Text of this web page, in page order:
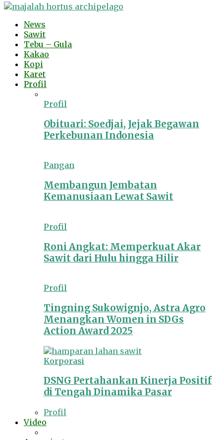
News
Sawit
Tebu – Gula
Kakao
Kopi
Karet
Profil
Profil
Obituari: Soedjai, Jejak Begawan
Perkebunan Indonesia
Pangan
Membangun Jembatan
Kemanusiaan Lewat Sawit
Profil
Roni Angkat: Memperkuat Akar
Sawit dari Hulu hingga Hilir
Profil
Tingning Sukowignjo, Astra Agro
Menangkan Women in SDGs
Action Award 2025
Korporasi
DSNG Pertahankan Kinerja Positif
di Tengah Dinamika Pasar
Profil
Video